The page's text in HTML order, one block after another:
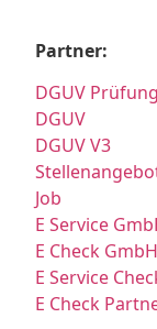
Partner:
DGUV Prüfung
DGUV
DGUV V3
Job
E Service
E Check GmbH
E Service
E Check